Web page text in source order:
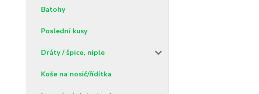
Batohy
Poslední kusy
Dráty / špice, niple
Koše na nosič/řídítka